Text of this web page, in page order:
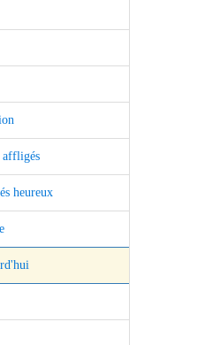
affligés
heureux